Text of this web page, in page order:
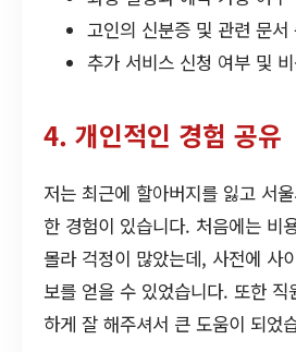
고인의 신분증 및 관련 문서
추가 서비스 신청 여부 및
4. 개인적인 경험 공유
저는 최근에 할아버지를 잃고 서
한 경험이 있습니다. 처음에는 비
몰라 걱정이 많았는데, 사전에 사
보를 얻을 수 있었습니다. 또한 직
하게 잘 해주셔서 큰 도움이 되었